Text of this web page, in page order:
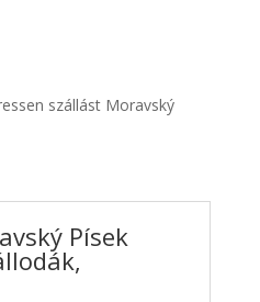
szállást Moravský
Písek